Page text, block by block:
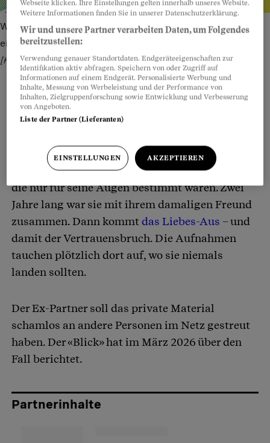
Wer freiwillig ein intimes Foto schickt, erteilt niemandem
einen Freipass, es mit anderen zu teilen.
[KI-generiert] – Illustration: Fabian Widmer
Teilen Anhören Merken
Artikel teilen
Dessous, Stiefel, ein lasziver Tanz vor der
Kamera: Für eine Zürcherin sind es Momente,
die nur für seine Augen bestimmt waren. Zwei
Jahre lang war sie mit ihrem damaligen Freund
zusammen. Dann kommtdas Liebes-Aus – und
damit der Vertrauensbruch. Die Aufnahmen
tauchen plötzlich dort auf, wo sie niemals
landen sollten.
Der Ex-Partner soll das private Material
schamlos an andere Personen im Netz gestreut
haben. Der «Blick» hat im März 2026 über den
Fall berichtet.
Partnerinhalte
Webseite klicken. Ihre Einstellungen gelten innerhalb unseres Website.
Weitere Informationen finden Sie in unserer Datenschutzerklärung.
Wir und unsere Partner verarbeiten Daten, um Folgendes
bereitzustellen:
Verwendung genauer Standortdaten. Endgeräteeigenschaften zur
Identifikation aktiv abfragen. Speichern von oder Zugriff auf
Informationen auf einem Endgerät. Personalisierte Werbung und
Inhalte, Messung von Werbeleistung und der Performance von
Inhalten, Zielgruppenforschung sowie Entwicklung und Verbesserung
von Angeboten.
Liste der Partner (Lieferanten)
EINSTELLUNGEN AKZEPTIEREN